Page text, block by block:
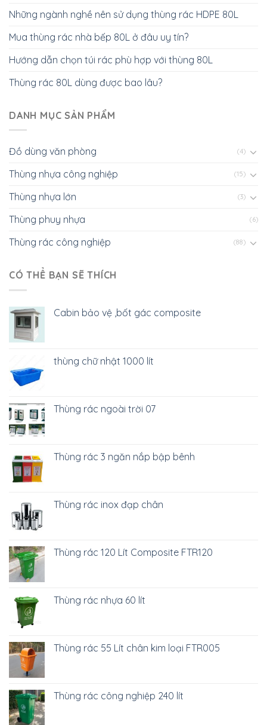
Những ngành nghề nên sử dụng thùng rác HDPE 80L
Mua thùng rác nhà bếp 80L ở đâu uy tín?
Hướng dẫn chọn túi rác phù hợp với thùng 80L
Thùng rác 80L dùng được bao lâu?
DANH MỤC SẢN PHẨM
Đồ dùng văn phòng (4)
Thùng nhựa công nghiệp (15)
Thùng nhựa lớn (3)
Thùng phuy nhựa (6)
Thùng rác công nghiệp (88)
CÓ THỂ BẠN SẼ THÍCH
Cabin bảo vệ ,bốt gác composite
thùng chữ nhật 1000 lít
Thùng rác ngoài trời 07
Thùng rác 3 ngăn nắp bập bênh
Thùng rác inox đạp chân
Thùng rác 120 Lít Composite FTR120
Thùng rác nhựa 60 lít
Thùng rác 55 Lít chân kim loại FTR005
Thùng rác công nghiệp 240 lít